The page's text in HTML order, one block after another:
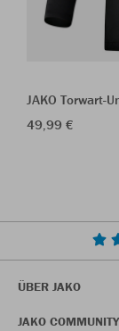
JAKO Torwart-
49,99 €
ÜBER JAKO
JAKO COMMUNITY